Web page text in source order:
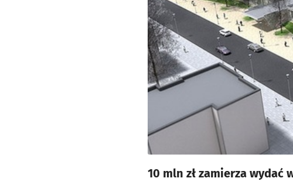
10 mln zł zamierza